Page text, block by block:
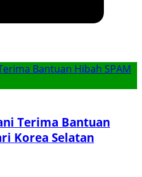
Terima Bantuan
Korea Selatan